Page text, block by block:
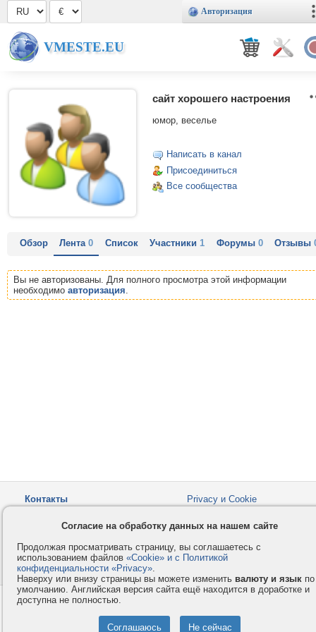
Авторизация
VMESTE.EU
сайт хорошего настроения
юмор, веселье
Написать в канал
Присоединиться
Все сообщества
Обзор Лента0 Список Участники1 Форумы 0 Отзывы
Вы не авторизованы. Для полного просмотра этой информации
необходимо авторизация.
Контакты
Privacy и Cookie
Как оплатить
Форумы
© 2008-2026VMESTE.EU
Согласие на обработку данных на нашем сайте
Продолжая просматривать страницу, вы соглашаетесь с
использованием файлов «Cookie» и с Политикой
конфиденциальности «Privacy».
Наверху или внизу страницы вы можете изменить валюту и язык по
умолчанию. Английская версия сайта ещё находится в доработке и
доступна не полностью.